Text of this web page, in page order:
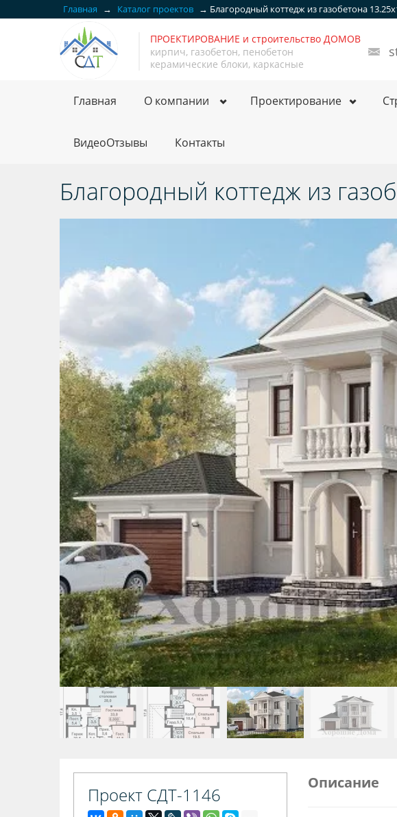
Главная → Каталог проектов → Благородный коттедж из газобетона
ПРОЕКТИРОВАНИЕ и строительство ДОМОВ
кирпич, газобетон, пенобетон
керамические блоки, каркасные
Главная О компании Проектирование
ВидеоОтзывы Контакты
Благородный коттедж из
Проект СДТ-1146
Описание